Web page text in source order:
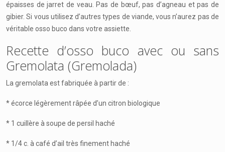
épaisses de jarret de veau. Pas de bœuf, pas d’agneau et pas de
gibier. Si vous utilisez d’autres types de viande, vous n’aurez pas de
véritable osso buco dans votre assiette.
Recette d’osso buco avec ou sans
Gremolata (Gremolada)
La gremolata est fabriquée à partir de :
* écorce légèrement râpée d’un citron biologique
* 1 cuillère à soupe de persil haché
* 1/4 c. à café d’ail très finement haché